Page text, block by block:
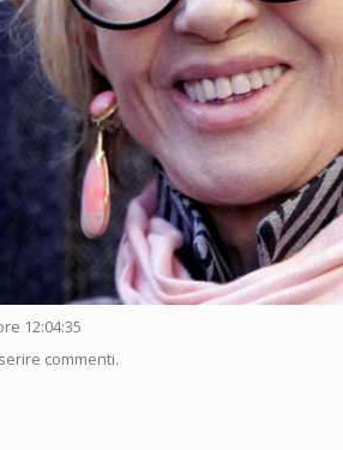
12:04:35
commenti.